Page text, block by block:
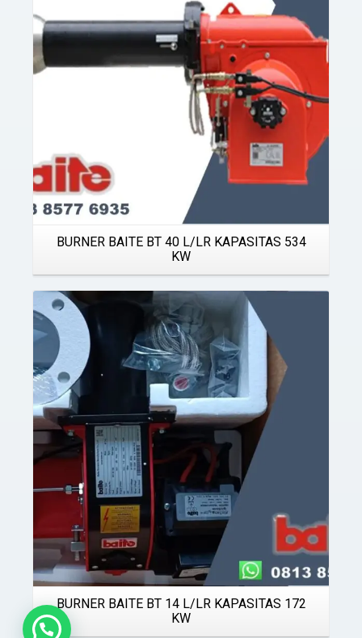
Details
BURNER BAITE BT 40 L/LR KAPASITAS 534
KW
Details
BURNER BAITE BT 14 L/LR KAPASITAS 172
KW